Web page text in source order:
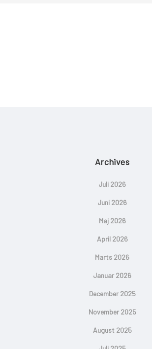
Archives
Juli 2026
Juni 2026
Maj 2026
April 2026
Marts 2026
Januar 2026
December 2025
November 2025
August 2025